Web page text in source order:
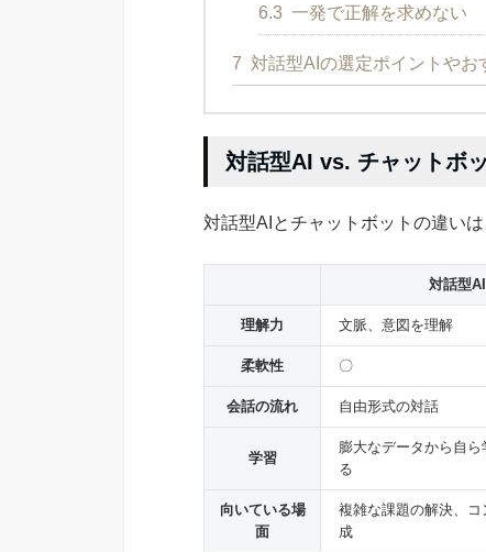
6.3 一発で正解を求めない
7 対話型AIの選定ポイントやお
対話型AI vs. チャットボ
対話型AIとチャットボットの違いは
対話型AI
理解力 文脈、意図を理解
柔軟性 〇
会話の流れ 自由形式の対話
学習
膨大なデータから自ら
る
向いている場
面
複雑な課題の解決、コ
成